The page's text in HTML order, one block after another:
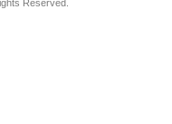
Reserved.